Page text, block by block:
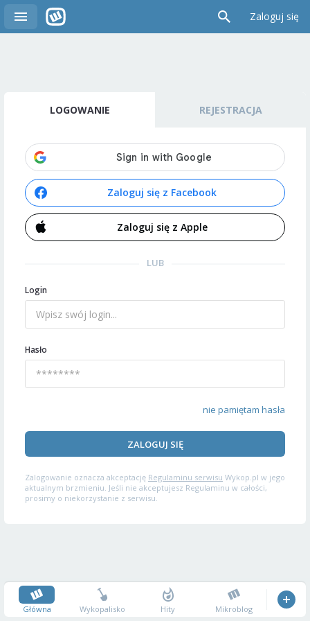
Zaloguj się
LOGOWANIE REJESTRACJA
Zaloguj się z Facebook
Zaloguj się z Apple
LUB
Login
Hasło
nie pamiętam hasła
ZALOGUJ SIĘ
Zalogowanie oznacza akceptację Regulaminu serwisu Wykop.pl w jego
aktualnym brzmieniu. Jeśli nie akceptujesz Regulaminu w całości,
prosimy o niekorzystanie z serwisu.
Główna Wykopalisko Hity Mikroblog